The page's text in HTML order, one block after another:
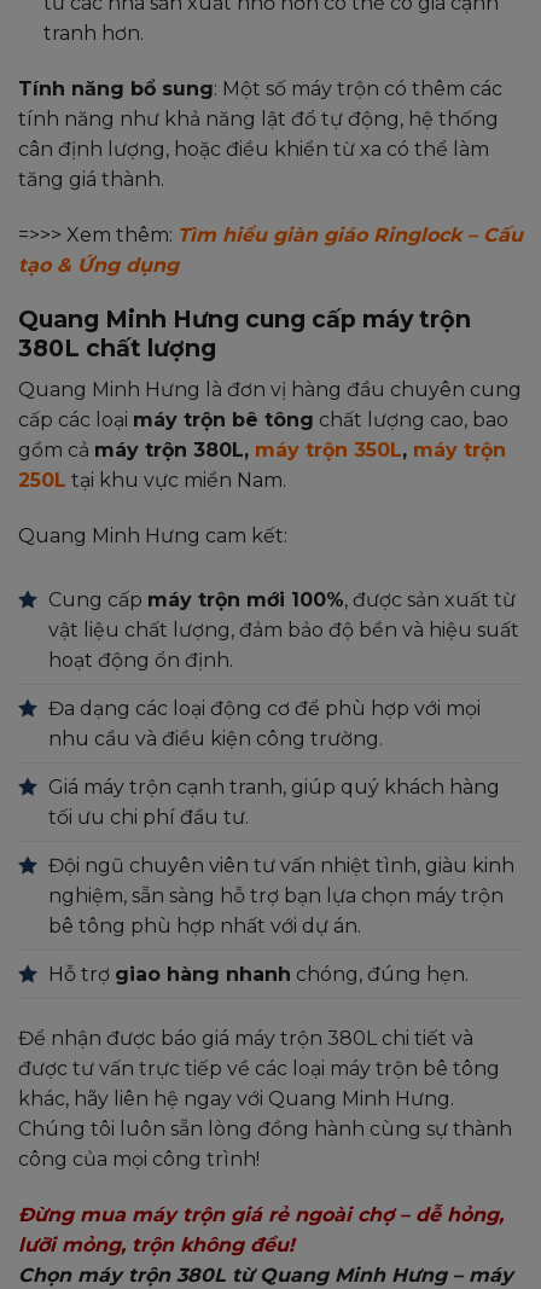
tranh hơn.
Tính năng bổ sung: Một số máy trộn có thêm các
tính năng như khả năng lật đổ tự động, hệ thống
cân định lượng, hoặc điều khiển từ xa có thể làm
tăng giá thành.
=>>> Xem thêm: Tìm hiểu giàn giáo Ringlock – Cấu
tạo & Ứng dụng
Quang Minh Hưng cung cấp máy trộn
380L chất lượng
Quang Minh Hưng là đơn vị hàng đầu chuyên cung
cấp các loại máy trộn bê tông chất lượng cao, bao
gồm cả máy trộn 380L, máy trộn 350L, máy trộn
250L tại khu vực miền Nam.
Quang Minh Hưng cam kết:
Cung cấp máy trộn mới 100%, được sản xuất từ
vật liệu chất lượng, đảm bảo độ bền và hiệu suất
hoạt động ổn định.
Đa dạng các loại động cơ để phù hợp với mọi
nhu cầu và điều kiện công trường.
Giá máy trộn cạnh tranh, giúp quý khách hàng
tối ưu chi phí đầu tư.
Đội ngũ chuyên viên tư vấn nhiệt tình, giàu kinh
nghiệm, sẵn sàng hỗ trợ bạn lựa chọn máy trộn
bê tông phù hợp nhất với dự án.
Hỗ trợ giao hàng nhanh chóng, đúng hẹn.
Để nhận được báo giá máy trộn 380L chi tiết và
được tư vấn trực tiếp về các loại máy trộn bê tông
khác, hãy liên hệ ngay với Quang Minh Hưng.
Chúng tôi luôn sẵn lòng đồng hành cùng sự thành
công của mọi công trình!
Đừng mua máy trộn giá rẻ ngoài chợ – dễ hỏng,
lưỡi mỏng, trộn không đều!
Chọn máy trộn 380L từ Quang Minh Hưng – máy